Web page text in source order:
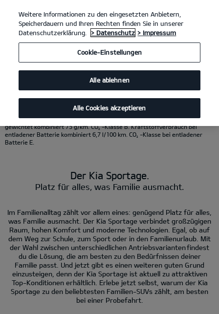
Kia Sportage 1.6 T-GDI 48V AWD DCT(Benzin/Automatik); 132 kW (180 PS):
Kraftstoffverbrauch kombiniert 7,8 l/100 km; CO -Emissionen kombiniert
177 g/km. CO -Klasse G.
Kia Sportage Hybrid 1.6 T-GDI Hybrid AWD(Benzin/Automatik); 176 kW (239
212 kW (288 PS): Kraftstoffverbrauch gewichtet kombiniert 3,3 l/100 km;
Stromverbrauch gewichtet kombiniert 11,1 kWh/100 km; CO -Emissionen
gewichtet kombiniert 75 g/km. CO2-Klasse B. Kraftstoffverbrauch bei
entladener Batterie kombiniert 6,7 l/100 km. CO2
-Klasse bei entladener
Batterie E.
Der Kia Sportage.
Platz für alles, was Familie ausmacht.
Im Familienalltag zählt vor allem eines: genügend Platz für alles,
was Familie ausmacht. Der Kia Sportage verbindet großzügigen
Raum, hohen Komfort und moderne Technologien. Egal, ob auf
dem Weg zur Schule, zum Sport oder in den Familienurlaub. Mit
der Wahl zwischen unterschiedlichen Antriebsvarianten findest
du die Lösung, die am besten zu den Bedürfnissen deiner
Familie passt. Und jetzt gibt es einen weiteren guten Grund
einzusteigen, denn der Kia Sportage ist aktuell zu attraktiven
Top-Konditionen erhältlich. Erlebe jetzt selbst, warum der Kia
Sportage zu den beliebtesten Familien-SUVs zählt, am besten
bei einer Probefahrt.
Weitere Informationen zu den eingesetzten Anbietern,
Speicherdauern und Ihren Rechten finden Sie in unserer
Datenschutzerklärung.
> Datenschutz > Impressum
Cookie-Einstellungen
Alle ablehnen
Alle Cookies akzeptieren